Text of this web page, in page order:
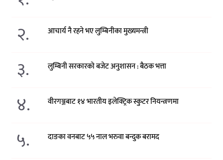
२. आचार्य नै रहने भए लुम्बिनीका मुख्यमन्त्री
३. लुम्बिनी सरकारको बजेट अनुशासन : बैठक भत्ता
४. वीरगञ्जबाट १४ भारतीय इलेक्ट्रिक स्कुटर नियन्त्रणमा
५. दाङका वनबाट ५५ नाल भरुवा बन्दुक बरामद